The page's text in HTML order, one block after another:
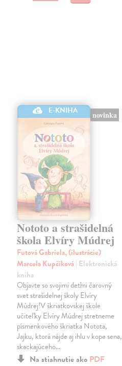
E-KNIHA novinka
Nototo a strašidelná
škola Elvíry Múdrej
Futová Gabriela, (ilustrácie)
Marcela Kupčíková| Elektronická
kniha
Objavte so svojimi deťmi čarovný
svet strašidelnej školy Elvíry
Múdrej!V škriatkovskej škole
učiteľky Elvíry Múdrej stretneme
písmenkového škriatka Notota,
Jajku, ktorá nájde aj ihlu v kope sena,
skackajúceho…
Na stiahnutie ako PDF